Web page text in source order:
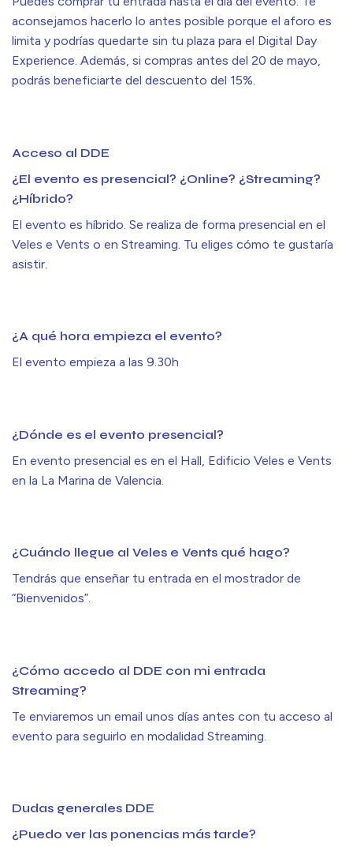
aconsejamos hacerlo lo antes posible porque el aforo es
limita y podrías quedarte sin tu plaza para el Digital Day
Experience. Además, si compras antes del 20 de mayo,
podrás beneficiarte del descuento del 15%.
Acceso al DDE
¿El evento es presencial? ¿Online? ¿Streaming?
¿Híbrido?
El evento es híbrido. Se realiza de forma presencial en el
Veles e Vents o en Streaming. Tu eliges cómo te gustaría
asistir.
¿A qué hora empieza el evento?
El evento empieza a las 9.30h
¿Dónde es el evento presencial?
En evento presencial es en el Hall, Edificio Veles e Vents
en la La Marina de Valencia.
¿Cuándo llegue al Veles e Vents qué hago?
Tendrás que enseñar tu entrada en el mostrador de
“Bienvenidos”.
¿Cómo accedo al DDE con mi entrada
Streaming?
Te enviaremos un email unos días antes con tu acceso al
evento para seguirlo en modalidad Streaming.
Dudas generales DDE
¿Puedo ver las ponencias más tarde?